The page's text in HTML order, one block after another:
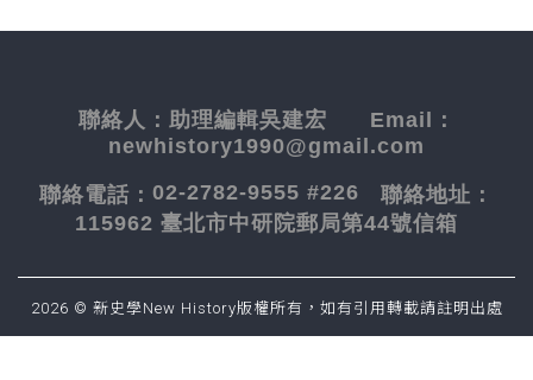
聯絡人： 助理編輯吳建宏 Email：
newhistory1990@gmail.com
聯絡電話： 02-2782-9555 #226 聯絡地址：
115962 臺北市中研院郵局第44號信箱
2026 © 新史學New History版權所有，如有引用轉載請註明出處